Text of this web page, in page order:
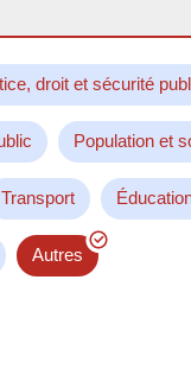
droit et sécurité
Population et
Transport
Autres